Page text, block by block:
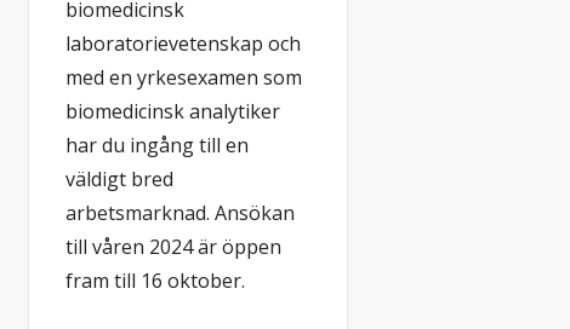
biomedicinsk
laboratorievetenskap och
med en yrkesexamen som
biomedicinsk analytiker
har du ingång till en
väldigt bred
arbetsmarknad. Ansökan
till våren 2024 är öppen
fram till 16 oktober.